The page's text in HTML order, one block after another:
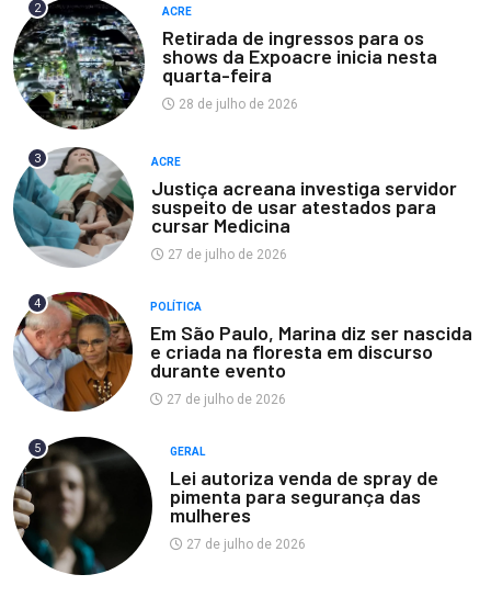
2 ACRE
Retirada de ingressos para os
shows da Expoacre inicia nesta
quarta-feira
28 de julho de 2026
3 ACRE
Justiça acreana investiga servidor
suspeito de usar atestados para
cursar Medicina
27 de julho de 2026
4 POLÍTICA
Em São Paulo, Marina diz ser nascida
e criada na floresta em discurso
durante evento
27 de julho de 2026
5 GERAL
Lei autoriza venda de spray de
pimenta para segurança das
mulheres
27 de julho de 2026